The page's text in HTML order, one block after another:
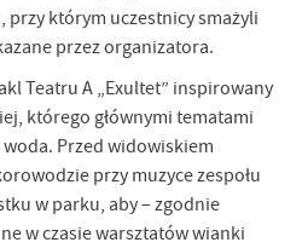
przy którym uczestnicy smażyli
przez organizatora.
Teatru A „Exultet” inspirowany
którego głównymi tematami
Przed widowiskiem
przy muzyce zespołu
w parku, aby – zgodnie
w czasie warsztatów wianki